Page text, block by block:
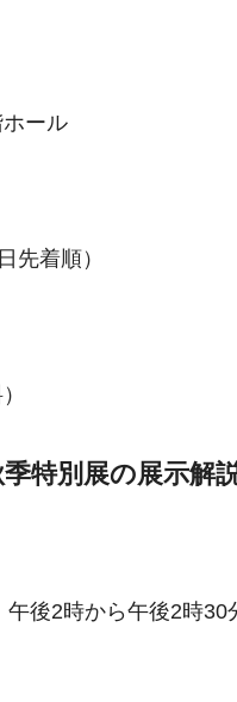
ール
先着順）
特別展の展示解
後2時から午後2時30